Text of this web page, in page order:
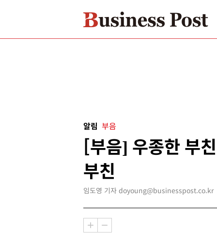
알림 부음
[부음] 우종한 부
부친
임도영 기자 doyoung@businesspost.co.kr